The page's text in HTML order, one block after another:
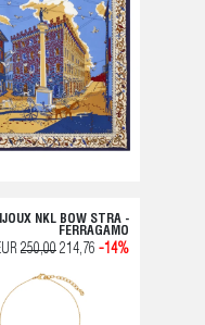
NKL BOW STRA -
FERRAGAMO
250,00 214,76 -14%